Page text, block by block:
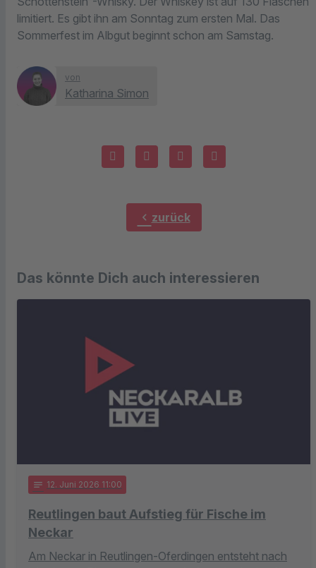
limitiert. Es gibt ihn am Sonntag zum ersten Mal. Das
Sommerfest im Albgut beginnt schon am Samstag.
von
Katharina Simon
chevron_left zurück
Das könnte Dich auch interessieren
notes 12. Juni 2026 11:00
Reutlingen baut Aufstieg für Fische im
Neckar
Am Neckar in Reutlingen-Oferdingen entsteht nach